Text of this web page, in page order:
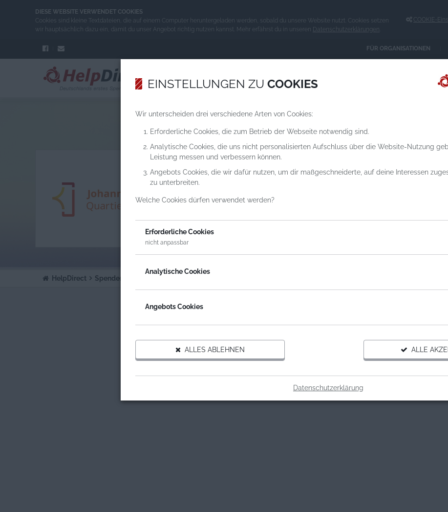
DIESE WEBSITE VERWENDET COOKIES
Cookies sind kleine Textdateien, die auf einem Computer heruntergeladen werden, sobald du unsere Website nutzt. Cookies setzen
wir hauptsächlich dazu ein, damit du unser Angebot richtig nutzen kannst. Mehr erfährst du in unseren Datenschutzerklärungen
COOKIE-
FÜR ORGANISATIONEN
ORGANISATION
JOHANNSTADT QUARTIER E.V.
HelpDirect Spenden an Organisationen
EINSTELLUNGEN ZU COOKIES
Wir unterscheiden drei verschiedene Arten von Cookies:
Erforderliche Cookies, die zum Betrieb der Webseite notwendig sind.
Analytische Cookies, die uns nicht personalisierten Aufschluss über die Website-Nutzung
Leistung messen und verbessern können.
Angebots Cookies, die wir dafür nutzen, um dir maßgeschneiderte, auf deine Interessen
zu unterbreiten.
Welche Cookies dürfen verwendet werden?
Erforderliche Cookies
nicht anpassbar
Analytische Cookies
Angebots Cookies
ALLES ABLEHNEN ALLE
Datenschutzerklärung